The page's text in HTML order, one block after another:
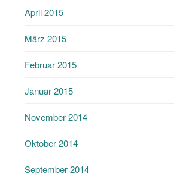
April 2015
März 2015
Februar 2015
Januar 2015
November 2014
Oktober 2014
September 2014